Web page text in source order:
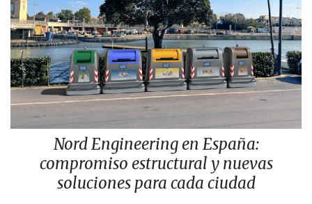
Nord Engineering en España:
compromiso estructural y nuevas
soluciones para cada ciudad